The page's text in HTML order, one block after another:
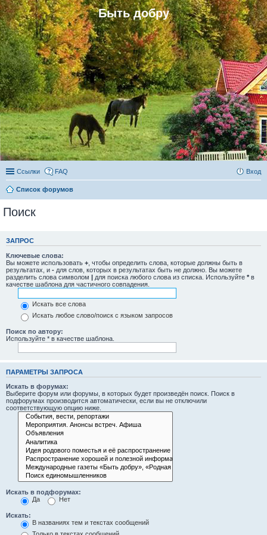
Быть добру
Ссылки FAQ Вход
Список форумов
Поиск
ЗАПРОС
Ключевые слова:
Вы можете использовать + , чтобы определить слова, которые должны быть в
результатах, и - для слов, которых в результатах быть не должно. Вы можете
разделить слова символом | для поиска любого слова из списка. Используйте * в
качестве шаблона для частичного совпадения.
Искать все слова
Искать любое слово/поиск с языком запросов
Поиск по автору:
Используйте * в качестве шаблона.
ПАРАМЕТРЫ ЗАПРОСА
Искать в форумах:
Выберите форум или форумы, в которых будет произведён поиск. Поиск в
подфорумах производится автоматически, если вы не отключили
соответствующую опцию ниже.
Искать в подфорумах:
Да
Нет
Искать:
В названиях тем и текстах сообщений